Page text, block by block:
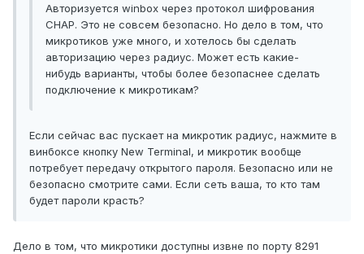
Авторизуется winbox через протокол шифрования
CHAP. Это не совсем безопасно. Но дело в том, что
микротиков уже много, и хотелось бы сделать
авторизацию через радиус. Может есть какие-
нибудь варианты, чтобы более безопаснее сделать
подключение к микротикам?
Если сейчас вас пускает на микротик радиус, нажмите в
винбоксе кнопку New Terminal, и микротик вообще
потребует передачу открытого пароля. Безопасно или не
безопасно смотрите сами. Если сеть ваша, то кто там
будет пароли красть?
Дело в том, что микротики доступны извне по порту 8291